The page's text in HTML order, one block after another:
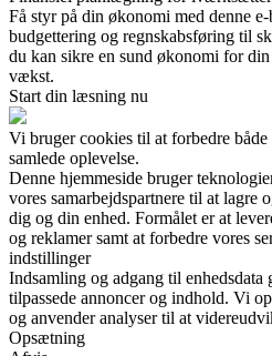
Få styr på din økonomi med denne
budgettering og regnskabsføring til
du kan sikre en sund økonomi for
vækst.
Start din læsning nu
Vi bruger cookies til at forbedre
samlede oplevelse.
Denne hjemmeside bruger
vores samarbejdspartnere til at lagre
dig og din enhed. Formålet er at
og reklamer samt at forbedre vores
indstillinger
Indsamling og adgang til enhedsdata
tilpassede annoncer og indhold. Vi
og anvender analyser til at
Opsætning